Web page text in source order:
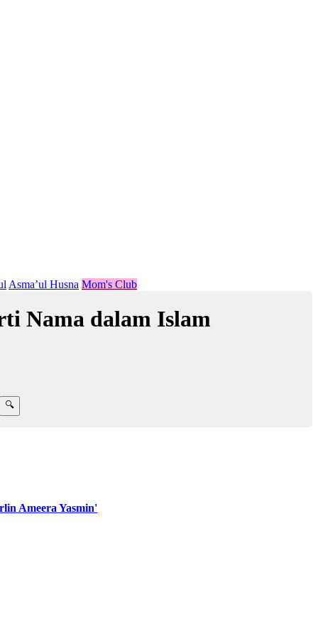
Asma’ul Husna Mom's Club
Nama dalam Islam
Ameera Yasmin'